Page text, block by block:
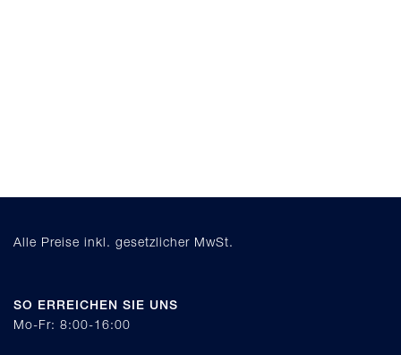
Alle Preise inkl. gesetzlicher MwSt.
SO ERREICHEN SIE UNS
Mo-Fr: 8:00-16:00